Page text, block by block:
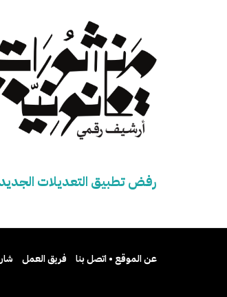
رفض تطبيق التعديلات الجديدة لنظر
عن الموقع • اتصل بنا فريق العمل